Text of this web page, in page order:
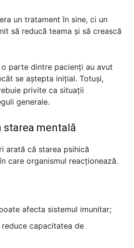
un tratament în sine, ci un
să reducă teama și să crească
parte dintre pacienți au avut
se aștepta inițial. Totuși,
privite ca situații
generale.
starea mentală
arată că starea psihică
care organismul reacționează.
afecta sistemul imunitar;
capacitatea de